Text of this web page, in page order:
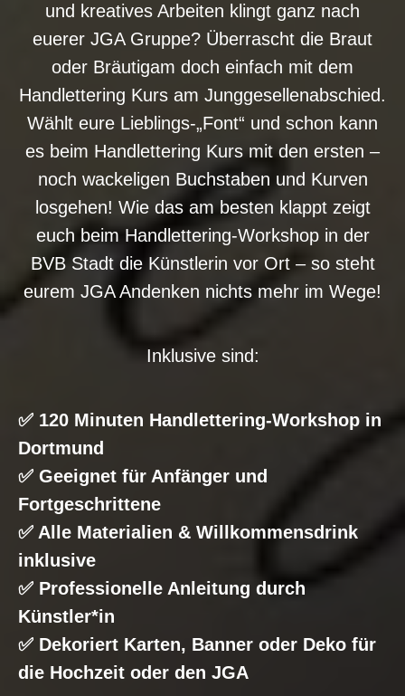
und kreatives Arbeiten klingt ganz nach
euerer JGA Gruppe? Überrascht die Braut
oder Bräutigam doch einfach mit dem
Handlettering Kurs am Junggesellenabschied.
Wählt eure Lieblings-„Font“ und schon kann
es beim Handlettering Kurs mit den ersten –
noch wackeligen Buchstaben und Kurven
losgehen! Wie das am besten klappt zeigt
euch beim Handlettering-Workshop in der
BVB Stadt die Künstlerin vor Ort – so steht
eurem JGA Andenken nichts mehr im Wege!
Inklusive sind:
✅ 120 Minuten Handlettering-Workshop in
Dortmund
✅ Geeignet für Anfänger und
Fortgeschrittene
✅ Alle Materialien & Willkommensdrink
inklusive
✅ Professionelle Anleitung durch
Künstler*in
✅ Dekoriert Karten, Banner oder Deko für
die Hochzeit oder den JGA